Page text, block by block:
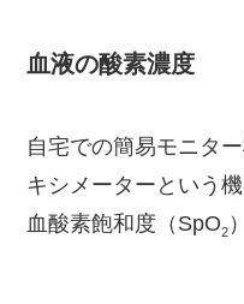
血液の酸素濃度
自宅での簡易モニタ
キシメーターという
血酸素飽和度（SpO2